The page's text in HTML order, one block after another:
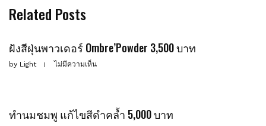
Related Posts
ฝังสีฝุ่นพาวเดอร์ Ombre’Powder 3,500 บาท
by Light ไม่มีความเห็น
ทำนมชมพู แก้ไขสีดำคล้ำ 5,000 บาท